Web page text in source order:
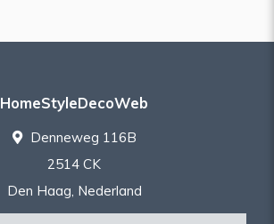
HomeStyleDecoWeb
Denneweg 116B
2514 CK
Den Haag, Nederland